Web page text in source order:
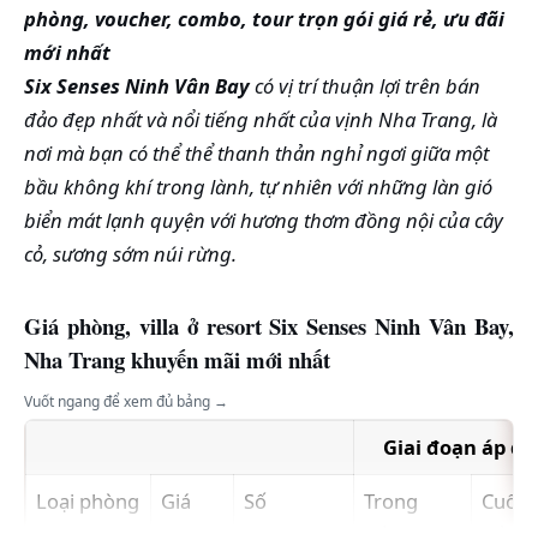
phòng, voucher, combo, tour trọn gói giá rẻ, ưu đãi
mới nhất
Six Senses Ninh Vân Baycó vị trí thuận lợi trên bán
đảo đẹp nhất và nổi tiếng nhất của vịnh Nha Trang, là
nơi mà bạn có thể thể thanh thản nghỉ ngơi giữa một
bầu không khí trong lành, tự nhiên với những làn gió
biển mát lạnh quyện với hương thơm đồng nội của cây
cỏ, sương sớm núi rừng.
Giá phòng, villa ở resort Six Senses Ninh Vân Bay,
Nha Trang khuyến mãi mới nhất
Vuốt ngang để xem đủ bảng →
Giai đoạn áp
Loại phòng
Giá
Số
Trong
Cuối